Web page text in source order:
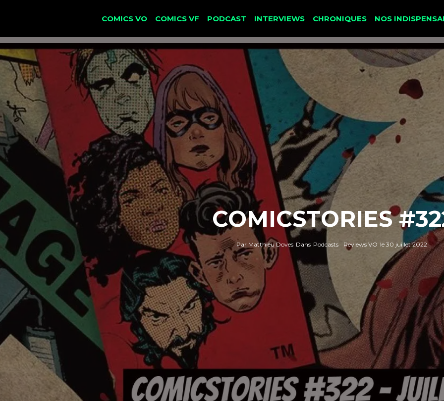
COMICS VO COMICS VF PODCAST INTERVIEWS CHRONIQUES NOS
COMICSTORIES
Par Matthieu Doves Dans Podcasts Reviews VO le 30 juillet 2022